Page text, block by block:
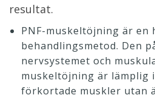
resultat.
PNF-muskeltöjning är en
behandlingsmetod. Den
nervsystemet och
muskeltöjning är lämplig
förkortade muskler utan